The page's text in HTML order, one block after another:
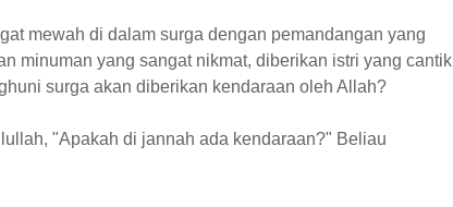
mewah di dalam surga dengan pemandangan yang
minuman yang sangat nikmat, diberikan istri yang cantik
surga akan diberikan kendaraan oleh Allah?
"Apakah di jannah ada kendaraan?" Beliau